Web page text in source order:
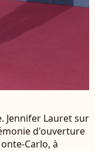
Jennifer Lauret sur
d'ouverture
Carlo, à